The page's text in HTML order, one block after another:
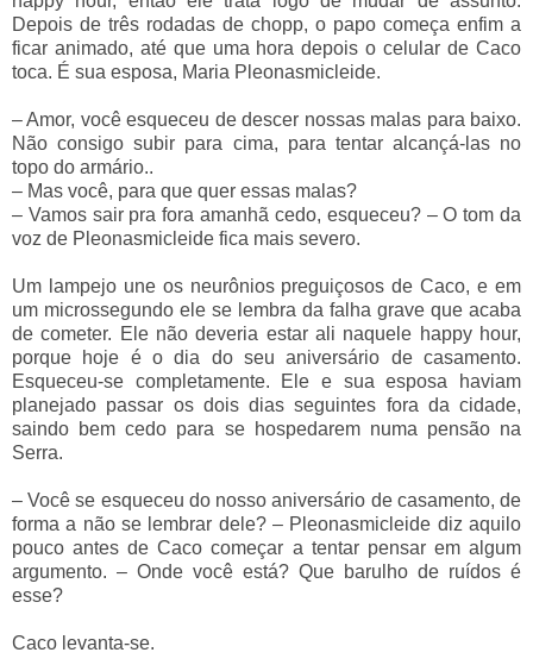
Depois de três rodadas de chopp, o papo começa enfim a
ficar animado, até que uma hora depois o celular de Caco
toca. É sua esposa, Maria Pleonasmicleide.
–Amor, você esqueceu de descer nossas malas para baixo.
Não consigo subir para cima, para tentar alcançá-las no
topo do armário..
– Mas você, para que quer essas malas?
– Vamos sair pra fora amanhã cedo, esqueceu? –O tom da
voz de Pleonasmicleide fica mais severo.
Um lampejo une os neurônios preguiçosos de Caco, e em
um microssegundo ele se lembra da falha grave que acaba
de cometer. Ele não deveria estar ali naquele happy hour,
porque hoje é o dia do seu aniversário de casamento.
Esqueceu-se completamente. Ele e sua esposa haviam
planejado passar os dois dias seguintes fora da cidade,
saindo bem cedo para se hospedarem numa pensão na
Serra.
– Você se esqueceu do nosso aniversário de casamento, de
forma a não se lembrar dele? – Pleonasmicleide diz aquilo
pouco antes de Caco começar a tentar pensar em algum
argumento. – Onde você está? Que barulho de ruídos é
esse?
Caco levanta-se.